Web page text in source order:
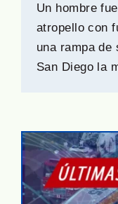
Un hombre
atropello con
una rampa de
San Diego la